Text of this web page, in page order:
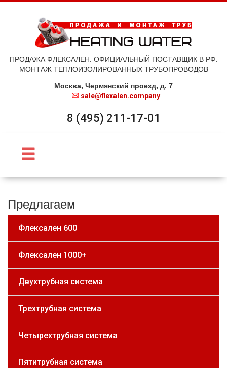
ПРОДАЖА ФЛЕКСАЛЕН. ОФИЦИАЛЬНЫЙ ПОСТАВЩИК В РФ.
МОНТАЖ ТЕПЛОИЗОЛИРОВАННЫХ ТРУБОПРОВОДОВ
Москва, Чермянский проезд, д. 7
sale@flexalen.company
8 (495) 211-17-01
Предлагаем
Флексален 600
Флексален 1000+
Двухтрубная система
Трехтрубная система
Четырехтрубная система
Пятитрубная система